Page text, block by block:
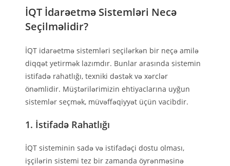
İQT İdarəetmə Sistemləri Necə
Seçilməlidir?
İQT idarəetmə sistemləri seçilərkən bir neçə amilə
diqqət yetirmək lazımdır. Bunlar arasında sistemin
istifadə rahatlığı, texniki dəstək və xərclər
önəmlidir. Müştərilərimizin ehtiyaclarına uyğun
sistemlər seçmək, müvəffəqiyyət üçün vacibdir.
1. İstifadə Rahatlığı
İQT sisteminin sadə və istifadəçi dostu olması,
işçilərin sistemi tez bir zamanda öyrənməsinə